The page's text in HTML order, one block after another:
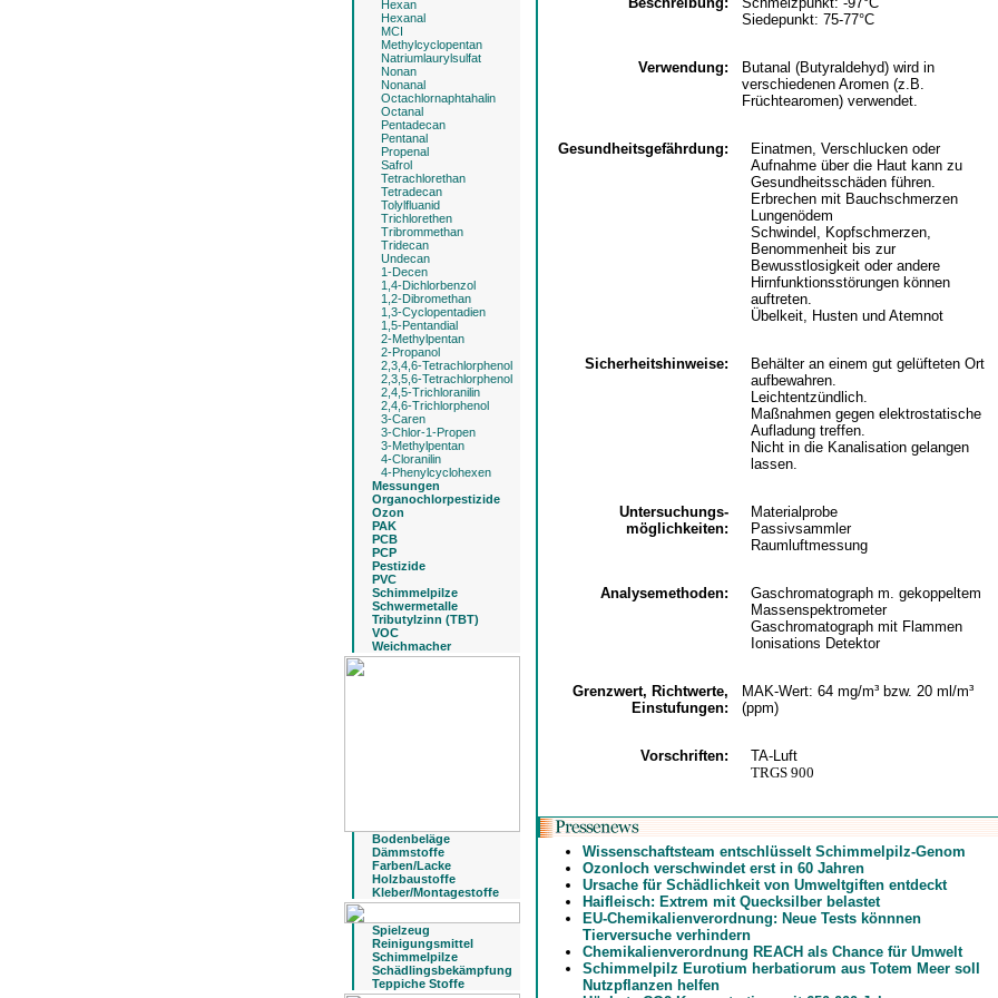
Hexan
Hexanal
MCI
Methylcyclopentan
Natriumlaurylsulfat
Nonan
Nonanal
Octachlornaphtahalin
Octanal
Pentadecan
Pentanal
Propenal
Safrol
Tetrachlorethan
Tetradecan
Tolylfluanid
Trichlorethen
Tribrommethan
Tridecan
Undecan
1-Decen
1,4-Dichlorbenzol
1,2-Dibromethan
1,3-Cyclopentadien
1,5-Pentandial
2-Methylpentan
2-Propanol
2,3,4,6-Tetrachlorphenol
2,3,5,6-Tetrachlorphenol
2,4,5-Trichloranilin
2,4,6-Trichlorphenol
3-Caren
3-Chlor-1-Propen
3-Methylpentan
4-Cloranilin
4-Phenylcyclohexen
Messungen
Organochlorpestizide
Ozon
PAK
PCB
PCP
Pestizide
PVC
Schimmelpilze
Schwermetalle
Tributylzinn (TBT)
VOC
Weichmacher
Bodenbeläge
Dämmstoffe
Farben/Lacke
Holzbaustoffe
Kleber/Montagestoffe
Spielzeug
Reinigungsmittel
Schimmelpilze
Schädlingsbekämpfung
Teppiche Stoffe
Siedepunkt: 75-77°C
Verwendung:
Butanal (Butyraldehyd) wird in
verschiedenen Aromen (z.B.
Früchtearomen) verwendet.
Gesundheitsgefährdung:
Einatmen, Verschlucken oder
Aufnahme über die Haut kann zu
Gesundheitsschäden führen.
Erbrechen mit Bauchschmerzen
Lungenödem
Schwindel, Kopfschmerzen,
Benommenheit bis zur
Bewusstlosigkeit oder andere
Hirnfunktionsstörungen können
auftreten.
Übelkeit, Husten und Atemnot
Sicherheitshinweise:
Behälter an einem gut gelüfteten Ort
aufbewahren.
Leichtentzündlich.
Maßnahmen gegen elektrostatische
Aufladung treffen.
Nicht in die Kanalisation gelangen
lassen.
Untersuchungs-
möglichkeiten:
Materialprobe
Passivsammler
Raumluftmessung
Analysemethoden:
Gaschromatograph m. gekoppeltem
Massenspektrometer
Gaschromatograph mit Flammen
Ionisations Detektor
Grenzwert, Richtwerte,
Einstufungen:
MAK-Wert: 64 mg/m³ bzw. 20 ml/m³
(ppm)
Vorschriften:
TA-Luft
TRGS 900
Wissenschaftsteam entschlüsselt Schimmelpilz-Genom
Ozonloch verschwindet erst in 60 Jahren
Ursache für Schädlichkeit von Umweltgiften entdeckt
Haifleisch: Extrem mit Quecksilber belastet
EU-Chemikalienverordnung: Neue Tests könnnen
Tierversuche verhindern
Chemikalienverordnung REACH als Chance für Umwelt
Schimmelpilz Eurotium herbatiorum aus Totem Meer soll
Nutzpflanzen helfen